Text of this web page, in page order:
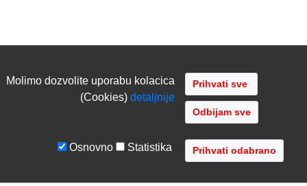
Molimo dozvolite uporabu kolacica
(Cookies)detaljnije
Odbijam sve
Osnovno Statistika